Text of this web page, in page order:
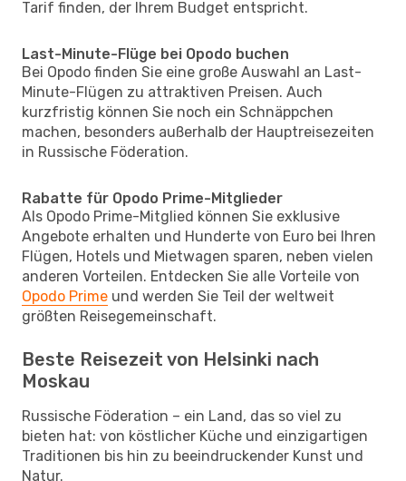
Tarif finden, der Ihrem Budget entspricht.
Last-Minute-Flüge bei Opodo buchen
Bei Opodo finden Sie eine große Auswahl an Last-
Minute-Flügen zu attraktiven Preisen. Auch
kurzfristig können Sie noch ein Schnäppchen
machen, besonders außerhalb der Hauptreisezeiten
in Russische Föderation.
Rabatte für Opodo Prime-Mitglieder
Als Opodo Prime-Mitglied können Sie exklusive
Angebote erhalten und Hunderte von Euro bei Ihren
Flügen, Hotels und Mietwagen sparen, neben vielen
anderen Vorteilen. Entdecken Sie alle Vorteile von
Opodo Prime und werden Sie Teil der weltweit
größten Reisegemeinschaft.
Beste Reisezeit von Helsinki nach
Moskau
Russische Föderation – ein Land, das so viel zu
bieten hat: von köstlicher Küche und einzigartigen
Traditionen bis hin zu beeindruckender Kunst und
Natur.